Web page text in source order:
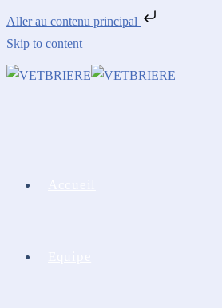
Aller au contenu principal
Skip to content